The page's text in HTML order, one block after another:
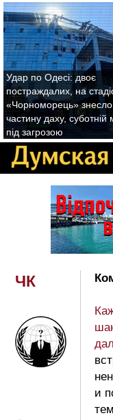
Удар по Одесі: двоє
постраждалих, на
«Чорноморець» знесло
частину даху, суботній
під загрозою
ЧК
и